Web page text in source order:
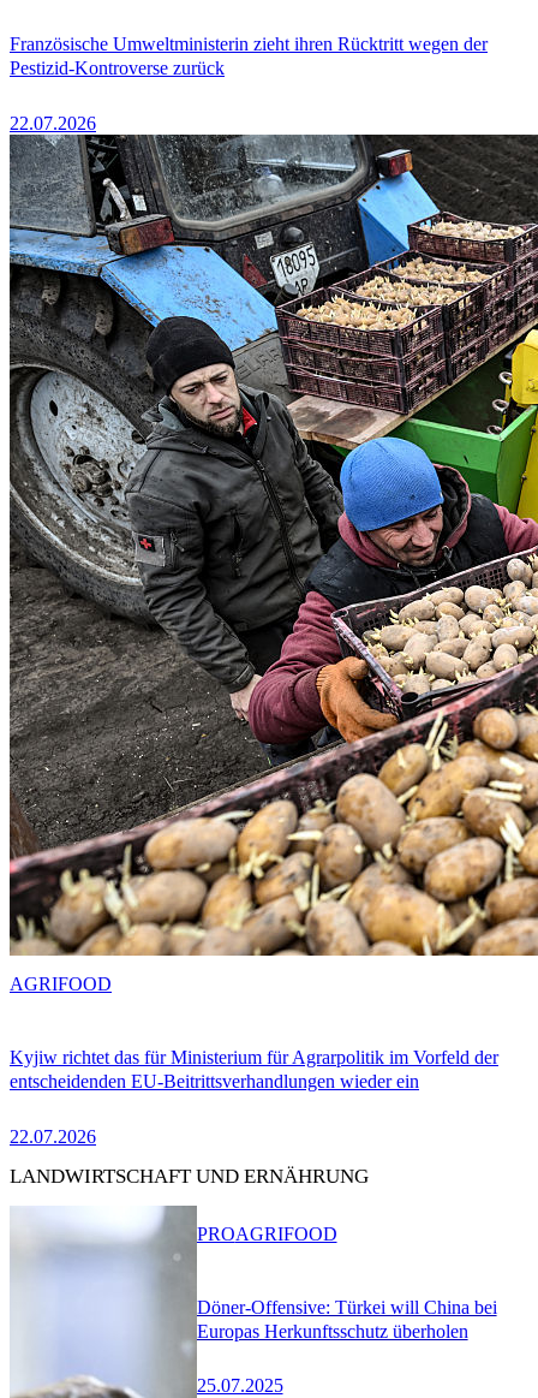
Französische Umweltministerin zieht ihren Rücktritt wegen der
Pestizid-Kontroverse zurück
22.07.2026
Kyjiw richtet das für Ministerium für Agrarpolitik im Vorfeld der
entscheidenden EU-Beitrittsverhandlungen wieder ein
22.07.2026
AGRIFOOD
LANDWIRTSCHAFT UND ERNÄHRUNG
Döner-Offensive: Türkei will China bei
Europas Herkunftsschutz überholen
25.07.2025
PROAGRIFOOD